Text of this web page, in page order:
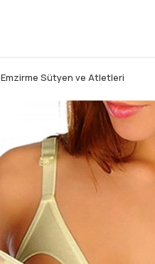
Emzirme Sütyen ve Atletleri